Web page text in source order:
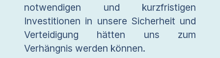
notwendigen und kurzfristigen
Investitionen in unsere Sicherheit und
Verteidigung hätten uns zum
Verhängnis werden können.